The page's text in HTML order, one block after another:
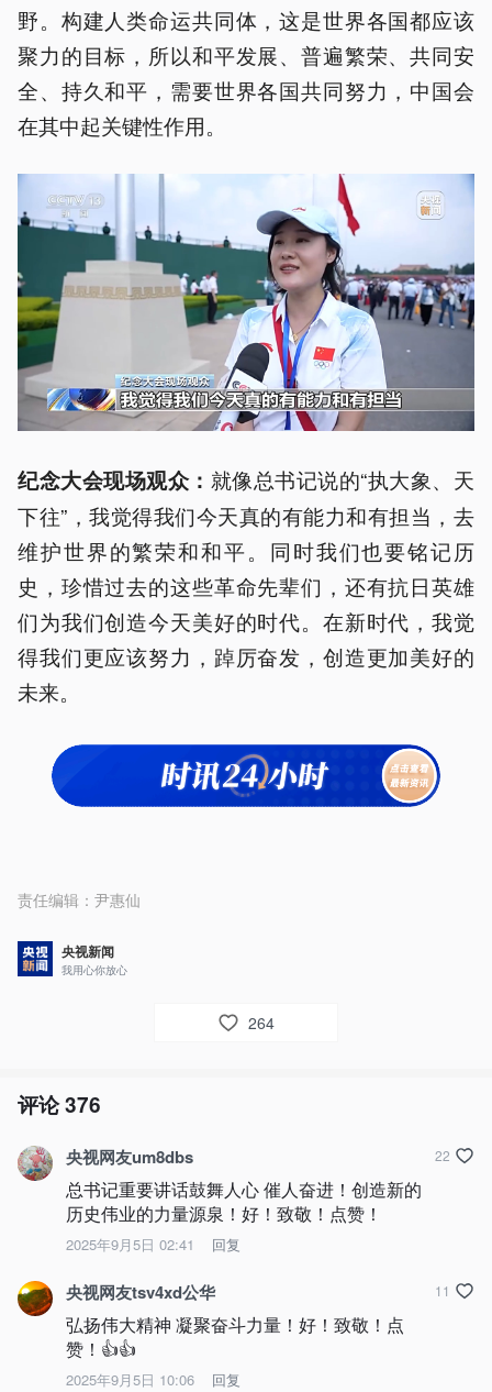
野。构建人类命运共同体，这是世界各国都应该
聚力的目标，所以和平发展、普遍繁荣、共同安
全、持久和平，需要世界各国共同努力，中国会
在其中起关键性作用。
纪念大会现场观众： 就像总书记说的“执大象、天
下往”，我觉得我们今天真的有能力和有担当，去
维护世界的繁荣和和平。同时我们也要铭记历
史，珍惜过去的这些革命先辈们，还有抗日英雄
们为我们创造今天美好的时代。在新时代，我觉
得我们更应该努力，踔厉奋发，创造更加美好的
未来。
责任编辑： 尹惠仙
央视新闻
我用心你放心
264
评论376
央视网友um8dbs
总书记重要讲话鼓舞人心 催人奋进！创造新的
历史伟业的力量源泉！好！致敬！点赞！
2025年9月5日 02:41 回复
22
央视网友tsv4xd公华
弘扬伟大精神 凝聚奋斗力量！好！致敬！点
赞！👍👍
2025年9月5日 10:06 回复
11